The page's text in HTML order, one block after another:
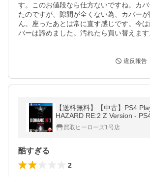
す。このお値段なら仕方ないですね。カ
たのですが、隙間が全くない為、カバー
ん。座ったあとは常に直す感じです。今
バーは諦めました。汚れたら買い替えます
違反報告
【送料無料】【中古】PS4
HAZARD RE:2 Z Version -
ード 【CEROレーティング「Z
買取ヒーローズ1号店
酷すぎる
2